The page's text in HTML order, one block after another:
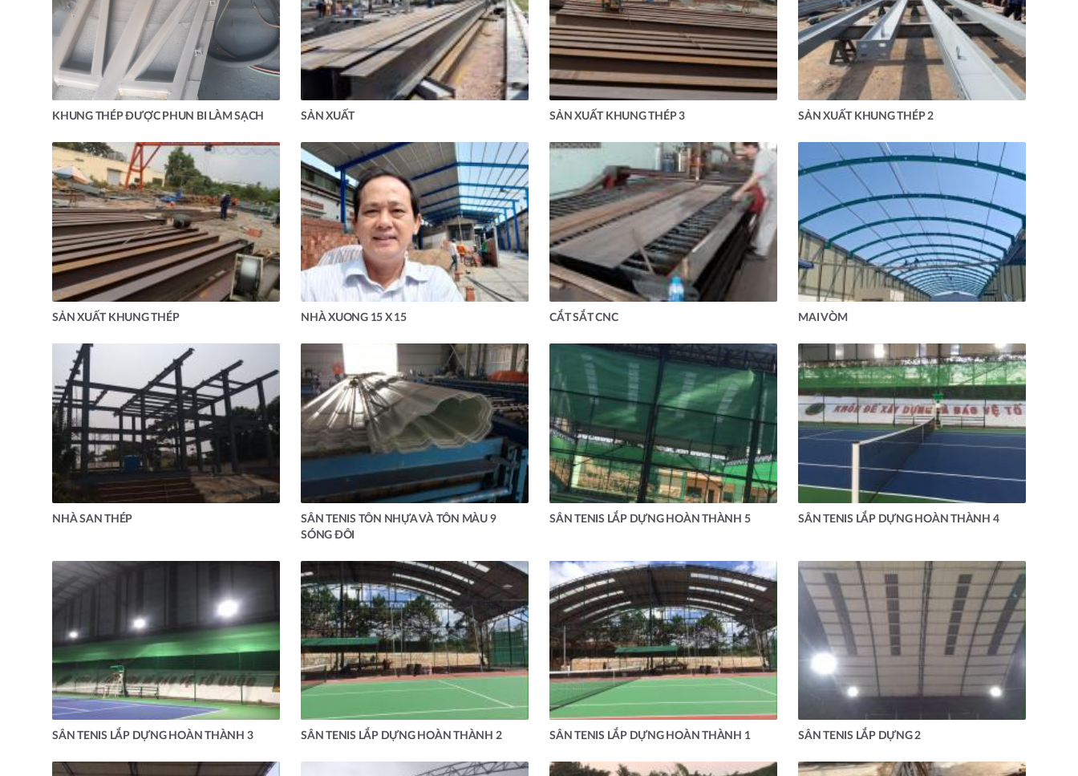
KHUNG THÉP ĐƯỢC PHUN BI LÀM SẠCH SẢN XUẤT SẢN XUẤT KHUNG THÉP 3 SẢN XUẤT KHUNG THÉP 2
SẢN XUẤT KHUNG THÉP NHÀ XUONG 15 X 15 CẮT SẮT CNC MAI VÒM
NHÀ SAN THÉP
SÂN TENIS TÔN NHỰA VÀ TÔN MÀU 9
SÓNG ĐÔI
SÂN TENIS LẮP DỰNG HOÀN THÀNH 5 SÂN TENIS LẮP DỰNG HOÀN THÀNH 4
SÂN TENIS LẮP DỰNG HOÀN THÀNH 3 SÂN TENIS LẮP DỰNG HOÀN THÀNH 2 SÂN TENIS LẮP DỰNG HOÀN THÀNH 1 SÂN TENIS LẮP DỰNG 2